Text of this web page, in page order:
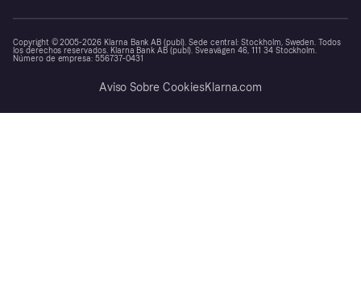
Copyright © 2005-2026 Klarna Bank AB (publ). Sede central: Stockholm, Sweden. Todos
los derechos reservados. Klarna Bank AB (publ). Sveavägen 46, 111 34 Stockholm.
Número de empresa: 556737-0431
Aviso Sobre CookiesKlarna.com